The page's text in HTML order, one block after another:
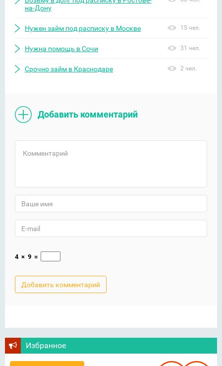
на-Дону
Нужен займ под расписку в Москве 15 чел.
Нужна помощь в Сочи 31 чел.
Срочно займ в Краснодаре 2 чел.
Добавить комментарий
4 × 9 =
Избранное